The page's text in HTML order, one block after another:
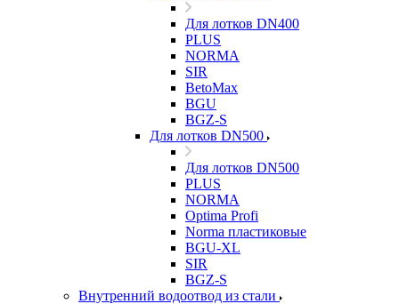
Для лотков DN400
PLUS
NORMA
SIR
BetoMax
BGU
BGZ-S
Для лотков DN500
Для лотков DN500
PLUS
NORMA
Optima Profi
Norma пластиковые
BGU-XL
SIR
BGZ-S
Внутренний водоотвод из стали